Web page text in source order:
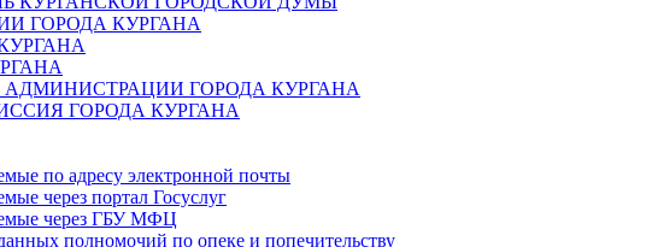
ГОРОДА КУРГАНА
ГОРОДА КУРГАНА
ГОРОДА КУРГАНА
по адресу электронной почты
через портал Госуслуг
через ГБУ МФЦ
полномочий по опеке и попечительству